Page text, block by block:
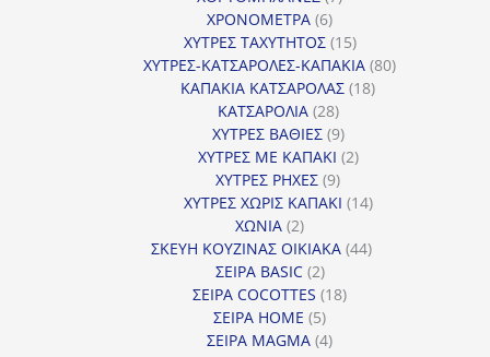
ΧΡΟΝΟΜΕΤΡΑ 66
προϊόντα
ΧΥΤΡΕΣ ΤΑΧΥΤΗΤΟΣ 1515
προϊόντα
ΧΥΤΡΕΣ-ΚΑΤΣΑΡΟΛΕΣ-ΚΑΠΑΚΙΑ 8080
ΚΑΠΑΚΙΑ ΚΑΤΣΑΡΟΛΑΣ 1818
ΚΑΤΣΑΡΟΛΙΑ 2828
προϊόντα
ΧΥΤΡΕΣ ΒΑΘΙΕΣ 99
προϊόντα
ΧΥΤΡΕΣ ΜΕ ΚΑΠΑΚΙ 22
ΧΥΤΡΕΣ ΡΗΧΕΣ 99
προϊόντα
ΧΥΤΡΕΣ ΧΩΡΙΣ ΚΑΠΑΚΙ 1414
ΧΩΝΙΑ 22
προϊόντα
ΣΚΕΥΗ ΚΟΥΖΙΝΑΣ ΟΙΚΙΑΚΑ 4444
ΣΕΙΡΑ BASIC 22
προϊόντα
ΣΕΙΡΑ COCOTTES 1818
ΣΕΙΡΑ HOME 55
προϊόντα
ΣΕΙΡΑ MAGMA 44